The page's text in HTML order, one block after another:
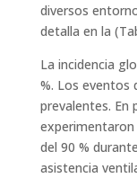
diversos
detalla en la
La incidencia
%. Los eventos
prevalentes. En
del 90 %
asistencia